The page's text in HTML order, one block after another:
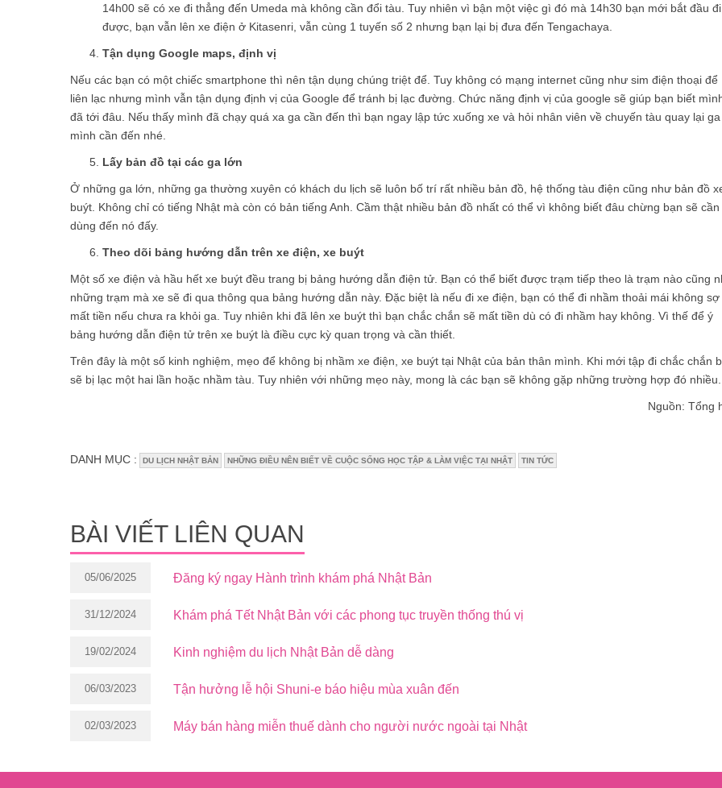
14h00 sẽ có xe đi thẳng đến Umeda mà không cần đổi tàu. Tuy nhiên vì bận một việc gì đó mà 14h30 bạn mới bắt đầu đi
được, bạn vẫn lên xe điện ở Kitasenri, vẫn cùng 1 tuyến số 2 nhưng bạn lại bị đưa đến Tengachaya.
Tận dụng Google maps, định vị
Nếu các bạn có một chiếc smartphone thì nên tận dụng chúng triệt để. Tuy không có mạng internet cũng như sim điện thoại để
liên lạc nhưng mình vẫn tận dụng định vị của Google để tránh bị lạc đường. Chức năng định vị của google sẽ giúp bạn biết
đã tới đâu. Nếu thấy mình đã chạy quá xa ga cần đến thì bạn ngay lập tức xuống xe và hỏi nhân viên về chuyến tàu quay lại ga
mình cần đến nhé.
Lấy bản đồ tại các ga lớn
Ở những ga lớn, những ga thường xuyên có khách du lịch sẽ luôn bố trí rất nhiều bản đồ, hệ thống tàu điện cũng như bản đồ
buýt. Không chỉ có tiếng Nhật mà còn có bản tiếng Anh. Cầm thật nhiều bản đồ nhất có thể vì không biết đâu chừng bạn sẽ cần
dùng đến nó đấy.
Theo dõi bảng hướng dẫn trên xe điện, xe buýt
Một số xe điện và hầu hết xe buýt đều trang bị bảng hướng dẫn điện tử. Bạn có thể biết được trạm tiếp theo là trạm nào cũng
những trạm mà xe sẽ đi qua thông qua bảng hướng dẫn này. Đặc biệt là nếu đi xe điện, bạn có thể đi nhầm thoải mái không sợ
mất tiền nếu chưa ra khỏi ga. Tuy nhiên khi đã lên xe buýt thì bạn chắc chắn sẽ mất tiền dù có đi nhầm hay không. Vì thế để ý
bảng hướng dẫn điện tử trên xe buýt là điều cực kỳ quan trọng và cần thiết.
Trên đây là một số kinh nghiệm, mẹo để không bị nhầm xe điện, xe buýt tại Nhật của bản thân mình. Khi mới tập đi chắc chắn
sẽ bị lạc một hai lần hoặc nhầm tàu. Tuy nhiên với những mẹo này, mong là các bạn sẽ không gặp những trường hợp đó nhiều.
Nguồn: Tổng
DANH MỤC : DU LỊCH NHẬT BẢN NHỮNG ĐIỀU NÊN BIẾT VỀ CUỘC SỐNG HỌC TẬP & LÀM VIỆC TẠI NHẬT TIN TỨC
BÀI VIẾT LIÊN QUAN
05/06/2025 Đăng ký ngay Hành trình khám phá Nhật Bản
31/12/2024 Khám phá Tết Nhật Bản với các phong tục truyền thống thú vị
19/02/2024 Kinh nghiệm du lịch Nhật Bản dễ dàng
06/03/2023 Tận hưởng lễ hội Shuni-e báo hiệu mùa xuân đến
02/03/2023 Máy bán hàng miễn thuế dành cho người nước ngoài tại Nhật